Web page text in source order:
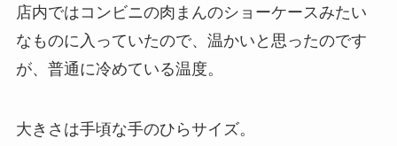
店内ではコンビニの肉まんのショーケースみたい
なものに入っていたので、温かいと思ったのです
が、普通に冷めている温度。
大きさは手頃な手のひらサイズ。